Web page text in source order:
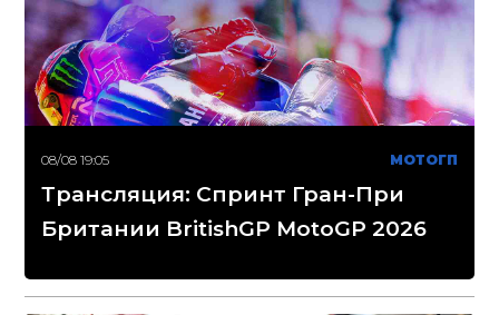
08/08 19:05 МОТОГП
Трансляция: Спринт Гран-При
Британии BritishGP MotoGP 2026